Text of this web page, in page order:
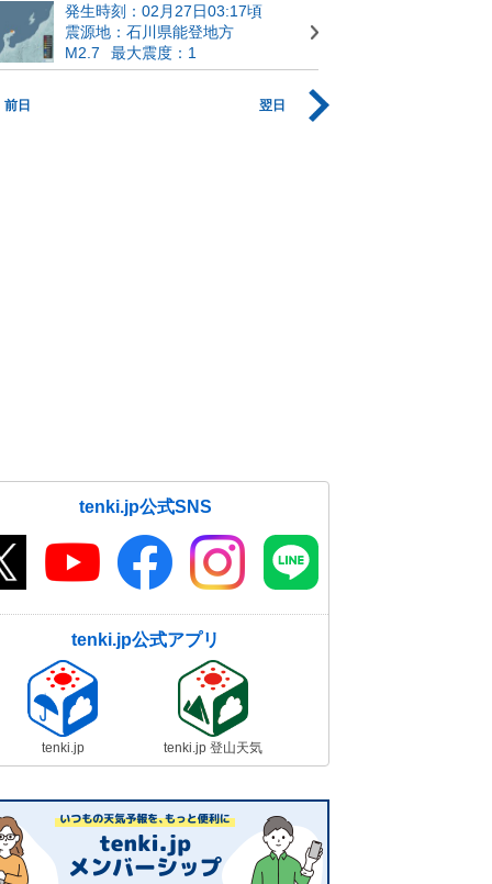
発生時刻：02月27日03:17頃
震源地：石川県能登地方
M2.7
最大震度：1
前日 翌日
tenki.jp公式SNS
tenki.jp公式アプリ
tenki.jp tenki.jp 登山天気